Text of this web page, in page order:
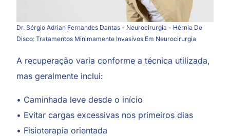
Dr. Sérgio Adrian Fernandes Dantas - Neurocirurgia - Hérnia De
Disco: Tratamentos Minimamente Invasivos Em Neurocirurgia
A recuperação varia conforme a técnica utilizada,
mas geralmente inclui:
• Caminhada leve desde o início
• Evitar cargas excessivas nos primeiros dias
• Fisioterapia orientada